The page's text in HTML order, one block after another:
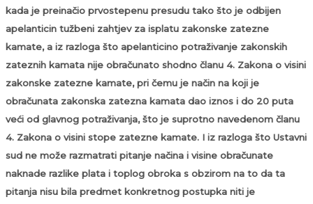
kada je preinačio prvostepenu presudu tako što je odbijen
apelanticin tužbeni zahtjev za isplatu zakonske zatezne
kamate, a iz razloga što apelanticino potraživanje zakonskih
zateznih kamata nije obračunato shodno članu 4. Zakona o visini
zakonske zatezne kamate, pri čemu je način na koji je
obračunata zakonska zatezna kamata dao iznos i do 20 puta
veći od glavnog potraživanja, što je suprotno navedenom članu
4. Zakona o visini stope zatezne kamate. I iz razloga što Ustavni
sud ne može razmatrati pitanje načina i visine obračunate
naknade razlike plata i toplog obroka s obzirom na to da ta
pitanja nisu bila predmet konkretnog postupka niti je